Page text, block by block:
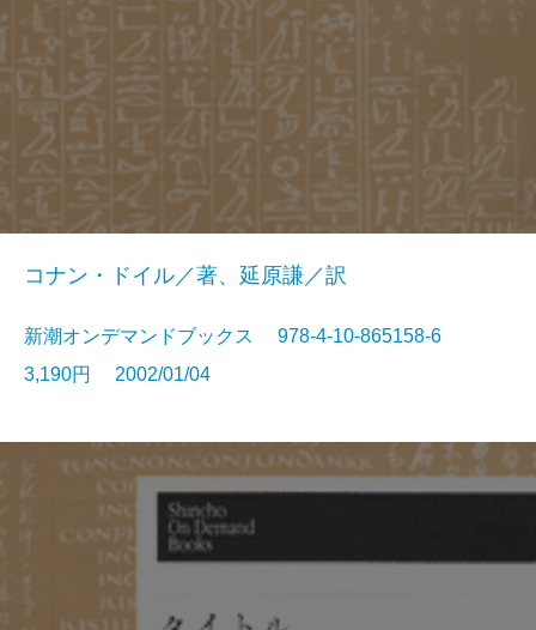
コナン・ドイル／著、延原謙／訳
新潮オンデマンドブックス 978-4-10-865158-6
3,190円 2002/01/04